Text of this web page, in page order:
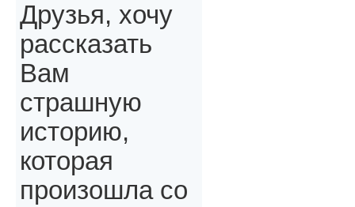
Друзья, хочу
рассказать
Вам
страшную
историю,
которая
произошла со